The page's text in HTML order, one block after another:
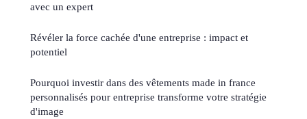
avec un expert
Révéler la force cachée d'une entreprise : impact et
potentiel
Pourquoi investir dans des vêtements made in france
personnalisés pour entreprise transforme votre stratégie
d'image